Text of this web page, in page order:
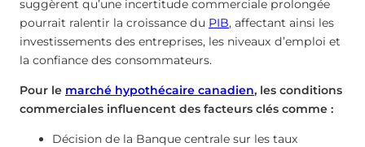
suggèrent qu’une incertitude commerciale prolongée
pourrait ralentir la croissance du PIB, affectant ainsi les
investissements des entreprises, les niveaux d’emploi et
la confiance des consommateurs.
Pour le marché hypothécaire canadien, les conditions
commerciales influencent des facteurs clés comme :
Décision de la Banque centrale sur les taux